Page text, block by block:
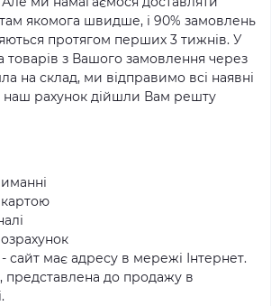
якомога швидше, і 90% замовлень
протягом перших 3 тижнів. У
товарів з Вашого замовлення через
на склад, ми відправимо всі наявні
наш рахунок дійшли Вам решту
сайт має адресу в мережі Інтернет.
представлена ​​до продажу в